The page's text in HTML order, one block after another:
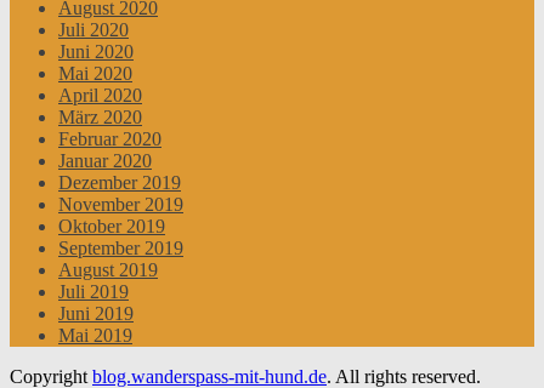
August 2020
Juli 2020
Juni 2020
Mai 2020
April 2020
März 2020
Februar 2020
Januar 2020
Dezember 2019
November 2019
Oktober 2019
September 2019
August 2019
Juli 2019
Juni 2019
Mai 2019
Copyright blog.wanderspass-mit-hund.de. All rights reserved.